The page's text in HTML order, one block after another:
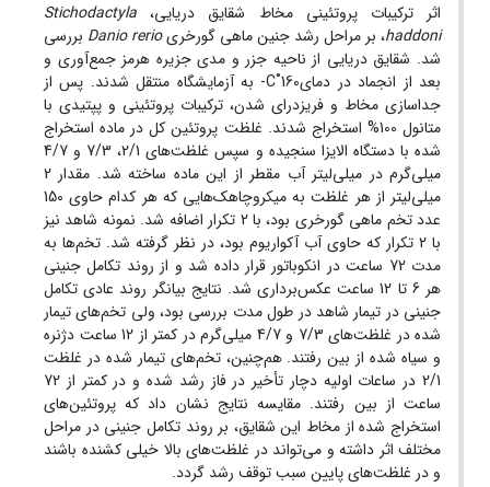
اثر ترکیبات پروتئینی مخاط شقایق دریایی، Stichodactyla
haddoni، بر مراحل رشد جنین ماهی گورخریDanio rerio بررسی
شد. شقایق‌ دریایی از ناحیه جزر و مدی جزیره هرمز جمع‌آوری و
بعد از انجماد در دمایC˚160- به آزمایشگاه منتقل شدند. پس از
جداسازی مخاط و فریزدرای شدن، ترکیبات پروتئینی و پپتیدی با
متانول 100% استخراج شدند. غلظت پروتئین کل در ماده استخراج
شده با دستگاه الایزا سنجیده و سپس غلظت‌های 2/1، 7/3 و 4/7
میلی‌گرم در میلی‌لیتر آب مقطر از این ماده ساخته شد. مقدار 2
میلی‌لیتر از هر غلظت به میکروچاهک‌هایی که هر کدام حاوی 150
عدد تخم ماهی گورخری بود، با 2 تکرار اضافه شد. نمونه شاهد نیز
با 2 تکرار که حاوی آب آکواریوم بود، در نظر گرفته شد. تخم‌ها به
مدت 72 ساعت در انکوباتور قرار داده شد و از روند تکامل جنینی
هر 6 تا 12 ساعت عکس‌برداری شد. نتایج بیانگر روند عادی تکامل
جنینی در تیمار شاهد در طول مدت بررسی بود، ولی تخم‌های تیمار
شده در غلظت‌های 7/3 و 4/7 میلی‌گرم در کمتر از 12 ساعت دژنره
و سیاه شده از بین رفتند. هم‌چنین، تخم‌های تیمار شده در غلظت
2/1 در ساعات اولیه دچار تأخیر در فاز رشد شده و در کمتر از 72
ساعت از بین رفتند. مقایسه نتایج نشان داد که پروتئین‌های
استخراج شده از مخاط این شقایق، بر روند تکامل جنینی در مراحل
مختلف اثر داشته و می‌تواند در غلظت‌های بالا خیلی کشنده باشند
و در غلظت‌های پایین سبب توقف رشد گردد.